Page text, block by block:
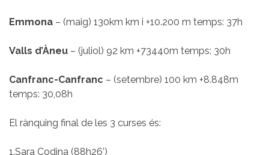
Emmona – (maig) 130km km i +10.200 m temps: 37h
Valls d’Àneu – (juliol) 92 km +73440m temps: 30h
Canfranc-Canfranc – (setembre) 100 km +8.848m
temps: 30,08h
El rànquing final de les 3 curses és:
1.Sara Codina (88h26’)